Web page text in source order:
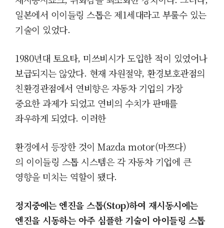
일본에서 이이들링 스톱은 제1세대라고 부룰수 있는
기술이 있었다.
1980년대 토요타, 미쓰비시가 도입한 적이 있었어나
보급되지는 않았다. 현재 자원절약, 환경보호관점의
친환경관점에서 연비향은 자동차 기업의 가장
중요한 과제가 되었고 연비의 수치가 판매를
좌우하게 되었다. 이러한
환경에서 등장한 것이 Mazda motor(마쯔다)
의 이이들링 스톱 시스템은 각 자동차 기업에 큰
영향을 미치는 역할이 됐다.
정지중에는 엔진을 스톱(Stop)하여 재시동시에는
엔진을 시동하는 아주 심플한 기술이 아이들링 스톱